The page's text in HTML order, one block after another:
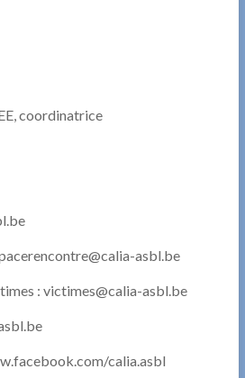
coordinatrice
asbl.be
: victimes@calia-asbl.be
calia.asbl